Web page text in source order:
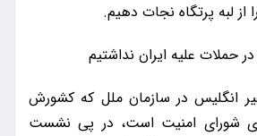
لبه پرتگاه نجات دهیم.
حملات علیه ایران نداشتیم
انگلیس در سازمان ملل که کشورش
شورای امنیت است، در پی نشست